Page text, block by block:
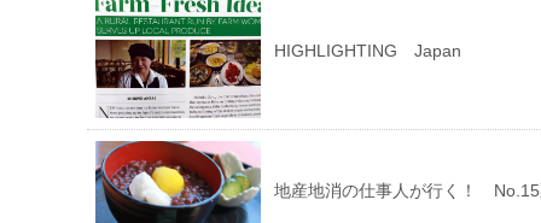
HIGHLIGHTING Japan
地産地消の仕事人が行く！ No.15